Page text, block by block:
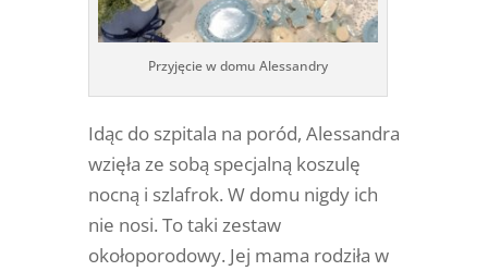
Przyjęcie w domu Alessandry
Idąc do szpitala na poród, Alessandra
wzięła ze sobą specjalną koszulę
nocną i szlafrok. W domu nigdy ich
nie nosi. To taki zestaw
okołoporodowy. Jej mama rodziła w